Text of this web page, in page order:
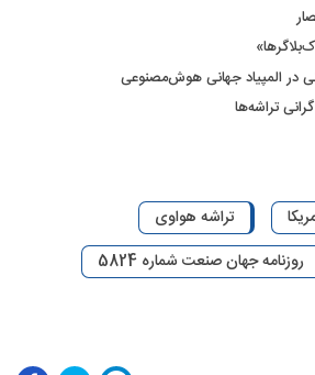
در المپیاد جهانی هوش‌مصنوعی
تراشه‌ها
تراشه هواوی
روزنامه جهان صنعت شماره 5824